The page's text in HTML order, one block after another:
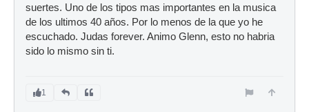
suertes. Uno de los tipos mas importantes en la musica
de los ultimos 40 años. Por lo menos de la que yo he
escuchado. Judas forever. Animo Glenn, esto no habria
sido lo mismo sin ti.
1